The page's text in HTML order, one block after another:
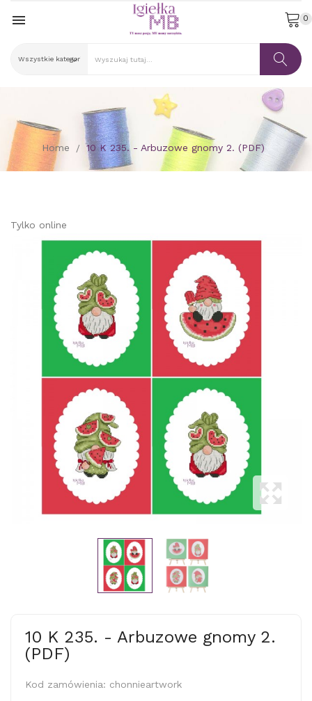
 0
Home 10 K 235. - Arbuzowe gnomy 2. (PDF)
Tylko online
10 K 235. - Arbuzowe gnomy 2.
(PDF)
Kod zamówienia: chonnieartwork